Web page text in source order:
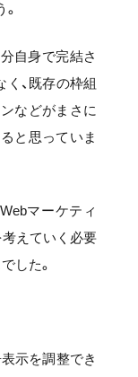
自身で完結さ
、既存の枠組
などがまさに
と思っていま
マーケティ
考えていく必要
した。
示を調整でき